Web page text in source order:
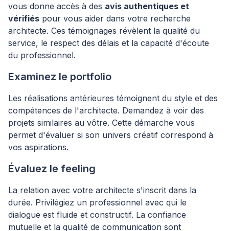
vous donne accès à des avis authentiques et
vérifiés pour vous aider dans votre recherche
architecte. Ces témoignages révèlent la qualité du
service, le respect des délais et la capacité d'écoute
du professionnel.
Examinez le portfolio
Les réalisations antérieures témoignent du style et des
compétences de l'architecte. Demandez à voir des
projets similaires au vôtre. Cette démarche vous
permet d'évaluer si son univers créatif correspond à
vos aspirations.
Évaluez le feeling
La relation avec votre architecte s'inscrit dans la
durée. Privilégiez un professionnel avec qui le
dialogue est fluide et constructif. La confiance
mutuelle et la qualité de communication sont